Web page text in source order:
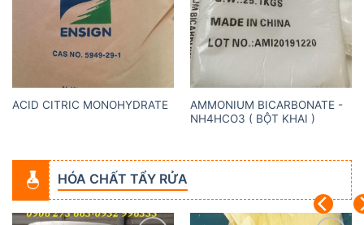
ACID CITRIC MONOHYDRATE
AMMONIUM BICARBONATE -
NH4HCO3 ( BỘT KHAI )
HÓA CHẤT TẨY RỬA